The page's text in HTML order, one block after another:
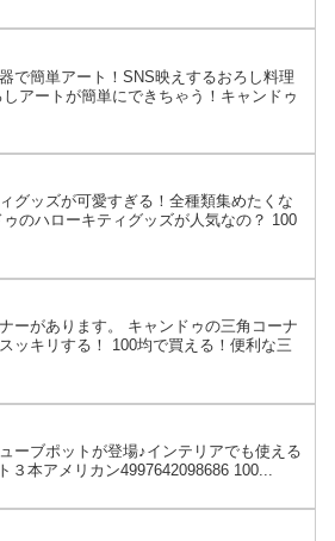
で簡単アート！SNS映えするおろし料理
アートが簡単にできちゃう！キャンドゥ
グッズが可愛すぎる！全種類集めたくな
のハローキティグッズが人気なの？ 100
ーがあります。 キャンドゥの三角コーナ
ッキリする！ 100均で買える！便利な三
ーブポットが登場♪インテリアでも使える
３本アメリカン​4997642098686 100...